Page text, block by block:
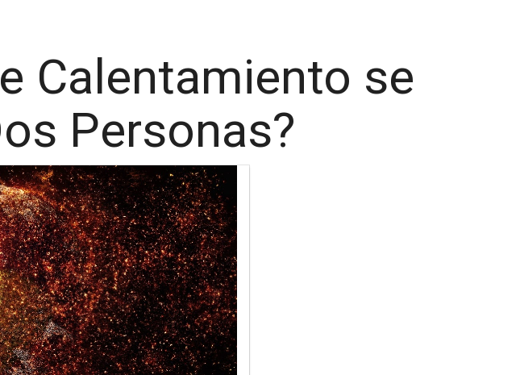
Calentamiento se
Personas?